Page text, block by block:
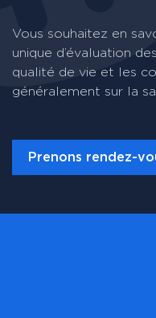
Vous souhaitez en
unique d’évaluation
qualité de vie et les
généralement sur la
Prenons rendez-